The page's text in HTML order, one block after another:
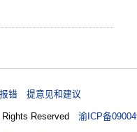
错 提意见和建议
Reserved 渝ICP备